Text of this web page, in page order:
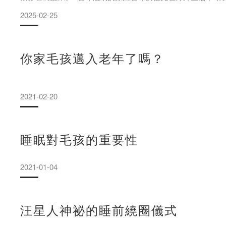
時？在貓咪的睡眠時間中，其實只有四分之一是深層睡眠階段
康的關鍵，通常高齡貓會花更多時間在深度睡眠。而處於深眠
2025-02-25
你家毛孩邁入老年了嗎？
2021-02-20
睡眠對毛孩的重要性
2021-01-04
汪星人神祕的睡前繞圈儀式